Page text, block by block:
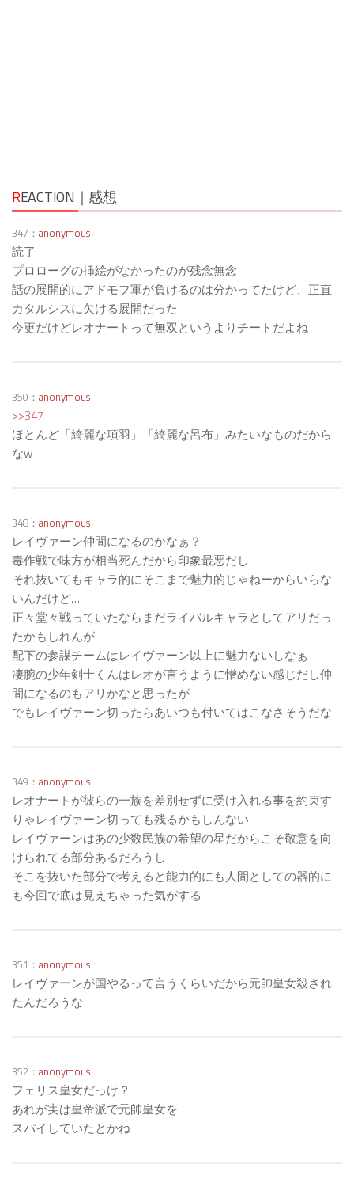
REACTION｜感想
347： anonymous
読了
プロローグの挿絵がなかったのが残念無念
話の展開的にアドモフ軍が負けるのは分かってたけど、正直
カタルシスに欠ける展開だった
今更だけどレオナートって無双というよりチートだよね
350： anonymous
>>347
ほとんど「綺麗な項羽」「綺麗な呂布」みたいなものだから
なw
348： anonymous
レイヴァーン仲間になるのかなぁ？
毒作戦で味方が相当死んだから印象最悪だし
それ抜いてもキャラ的にそこまで魅力的じゃねーからいらな
いんだけど…
正々堂々戦っていたならまだライバルキャラとしてアリだっ
たかもしれんが
配下の参謀チームはレイヴァーン以上に魅力ないしなぁ
凄腕の少年剣士くんはレオが言うように憎めない感じだし仲
間になるのもアリかなと思ったが
でもレイヴァーン切ったらあいつも付いてはこなさそうだな
349： anonymous
レオナートが彼らの一族を差別せずに受け入れる事を約束す
りゃレイヴァーン切っても残るかもしんない
レイヴァーンはあの少数民族の希望の星だからこそ敬意を向
けられてる部分あるだろうし
そこを抜いた部分で考えると能力的にも人間としての器的に
も今回で底は見えちゃった気がする
351： anonymous
レイヴァーンが国やるって言うくらいだから元帥皇女殺され
たんだろうな
352： anonymous
フェリス皇女だっけ？
あれが実は皇帝派で元帥皇女を
スパイしていたとかね